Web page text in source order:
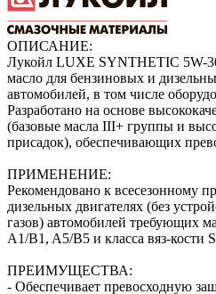
ОПИСАНИЕ:
Лукойл LUXE SYNTHETIC 5W-
масло для бензиновых и
автомобилей, в том числе
Разработано на основе
(базовые масла III+ группы и
присадок), обеспечивающих
ПРИМЕНЕНИЕ:
Рекомендовано к всесезонному
дизельных двигателях (без
газов) автомобилей требующих
A1/B1, A5/B5 и класса вяз-кости
ПРЕИМУЩЕСТВА:
- Обеспечивает превосходную